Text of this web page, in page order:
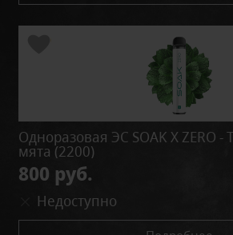
Одноразовая ЭС SOAK X ZERO -
мята (2200)
800 руб.
Недоступно